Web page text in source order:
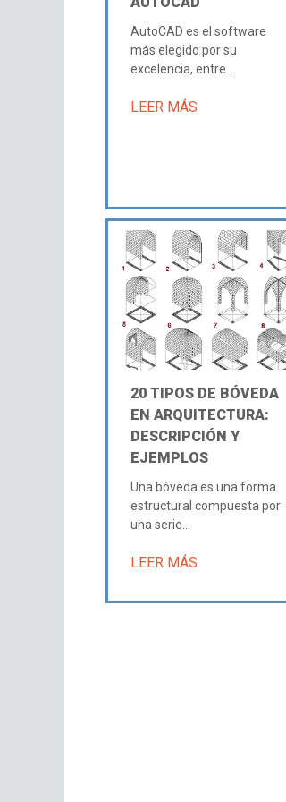
AutoCAD es el software
más elegido por su
excelencia, entre...
LEER MÁS
20 TIPOS DE BÓVEDA
EN ARQUITECTURA:
DESCRIPCIÓN Y
EJEMPLOS
Una bóveda es una forma
estructural compuesta por
una serie...
LEER MÁS